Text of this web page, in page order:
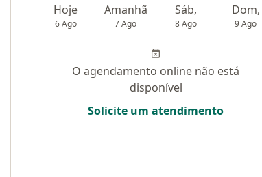
Hoje
6 Ago
Amanhã
7 Ago
Sáb,
8 Ago
Dom,
9 Ago
O agendamento online não está
disponível
Solicite um atendimento